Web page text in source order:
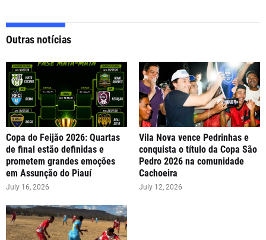
Outras notícias
Copa do Feijão 2026: Quartas
de final estão definidas e
prometem grandes emoções
em Assunção do Piauí
July 16, 2026
Vila Nova vence Pedrinhas e
conquista o título da Copa São
Pedro 2026 na comunidade
Cachoeira
July 12, 2026